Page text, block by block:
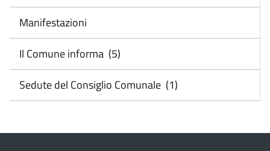
Manifestazioni
Il Comune informa (5)
Sedute del Consiglio Comunale (1)